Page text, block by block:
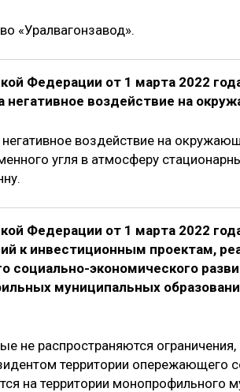
«Уралвагонзавод».
Федерации от 1 марта 2022
негативное воздействие на
воздействие на
угля в атмосферу
Федерации от 1 марта 2022
к инвестиционным проектам,
экономического
муниципальных
не распространяются
территории опережающего
на территории монопрофильного